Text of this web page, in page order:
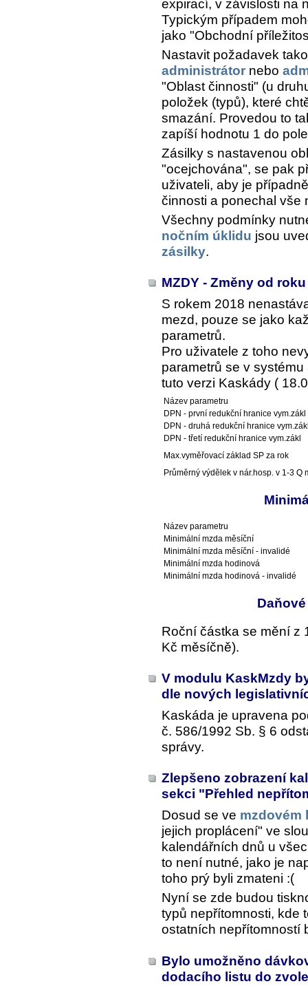
expirací, v závislosti na
Typickým případem
jako "Obchodní
Nastavit požadavek
administrátor nebo
"Oblast činnosti" (u
položek (typů), které
smazání. Provedou to
zapíší hodnotu 1 do
Zásilky s nastavenou
"ocejchována", se pak
uživateli, aby je
činnosti a ponechal vše
Všechny podmínky
nočním úklidu jsou
zásilky.
MZDY - Změny od
S rokem 2018
mezd, pouze se jako
parametrů.
Pro uživatele z toho
parametrů se v
tuto verzi Kaskády (
Název parametru
DPN - první redukční hranice vym.zákl
DPN - druhá redukční hranice
DPN - třetí redukční hranice vym.zákl
Max.vyměřovací základ SP za rok
Průměrný výdělek v nár.hosp. v 1-3 Q
Název parametru
Minimální mzda měsíční
Minimální mzda měsíční - invalidé
Minimální mzda hodinová
Minimální mzda hodinová - invalidé
Roční částka se mění z
Kč měsíčně).
V modulu KaskMzdy
dle nových
Kaskáda je upravena
č. 586/1992 Sb. § 6
správy.
Zlepšeno zobrazení
sekci "Přehled
Dosud se ve mzdovém
jejich proplácení" ve
kalendářních dnů u
to není nutné, jako je
toho prý byli zmateni :(
Nyní se zde budou
typů nepřítomnosti, kde
ostatních nepřítomností
Bylo umožněno
dodacího listu do